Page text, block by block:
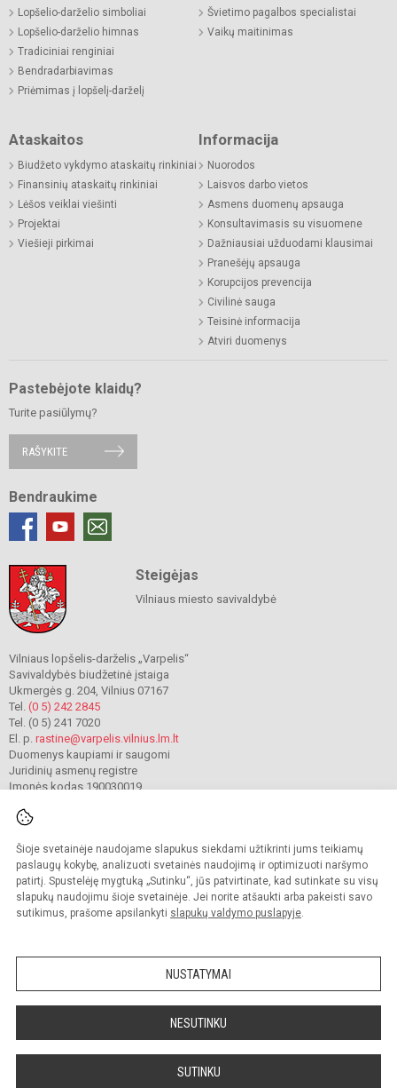
Šioje svetainėje naudojame slapukus siekdami užtikrinti jums teikiamų
paslaugų kokybę, analizuoti svetainės naudojimą ir optimizuoti naršymo
patirtį. Spustelėję mygtuką „Sutinku“, jūs patvirtinate, kad sutinkate su visų
slapukų naudojimu šioje svetainėje. Jei norite atšaukti arba pakeisti savo
sutikimus, prašome apsilankyti slapukų valdymo puslapyje.
NUSTATYMAI
NESUTINKU
SUTINKU
Lopšelio-darželio simboliai
Lopšelio-darželio himnas
Tradiciniai renginiai
Bendradarbiavimas
Priėmimas į lopšelį-darželį
Švietimo pagalbos specialistai
Vaikų maitinimas
Ataskaitos
Biudžeto vykdymo ataskaitų rinkiniai
Finansinių ataskaitų rinkiniai
Lėšos veiklai viešinti
Projektai
Viešieji pirkimai
Informacija
Nuorodos
Laisvos darbo vietos
Asmens duomenų apsauga
Konsultavimasis su visuomene
Dažniausiai užduodami klausimai
Pranešėjų apsauga
Korupcijos prevencija
Civilinė sauga
Teisinė informacija
Atviri duomenys
Pastebėjote klaidų?
Turite pasiūlymų?
RAŠYKITE
Bendraukime
Steigėjas
Vilniaus miesto savivaldybė
Vilniaus lopšelis-darželis „Varpelis“
Savivaldybės biudžetinė įstaiga
Ukmergės g. 204, Vilnius 07167
Tel. (0 5) 242 2845
Tel. (0 5) 241 7020
El. p. rastine@varpelis.vilnius.lm.lt
Duomenys kaupiami ir saugomi
Juridinių asmenų registre
Įmonės kodas 190030019
© 2023. Vilniaus lopšelis-darželis „Varpelis“. Visos teisės saugomos.
Kopijuoti turinį be raštiško įstaigos administracijos sutikimo griežtai draudžiama.
Prieinamumo paraiška Slapukų valdymas
Sumanus būdas atnaujinti